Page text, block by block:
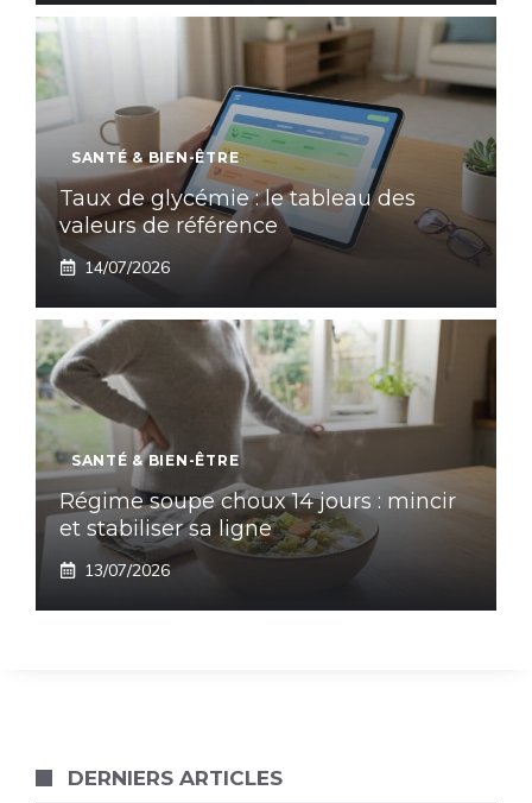
SANTÉ & BIEN-ÊTRE
Taux de glycémie : le tableau des
valeurs de référence
14/07/2026
SANTÉ & BIEN-ÊTRE
Régime soupe choux 14 jours : mincir
et stabiliser sa ligne
13/07/2026
DERNIERS ARTICLES